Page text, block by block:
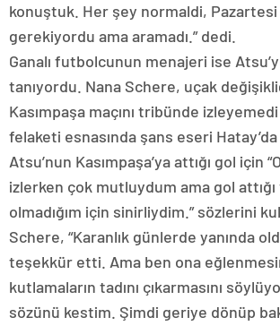
konuştuk. Her şey normaldi, Pazartesi
gerekiyordu ama aramadı.” dedi.
Ganalı futbolcunun menajeri ise
tanıyordu. Nana Schere, uçak
Kasımpaşa maçını tribünde
felaketi esnasında şans eseri Hatay’da
Atsu’nun Kasımpaşa’ya attığı gol için
izlerken çok mutluydum ama gol
olmadığım için sinirliydim.” sözlerini
Schere, “Karanlık günlerde yanında
teşekkür etti. Ama ben ona
kutlamaların tadını çıkarmasını
sözünü kestim. Şimdi geriye dönüp